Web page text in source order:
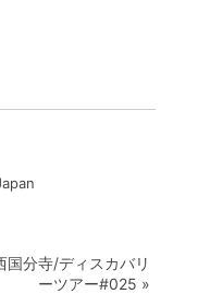
国分寺/ディスカバリ
ーツアー#025 »